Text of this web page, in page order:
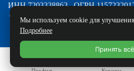
ИНН 7203338863 , ОГРН
Техническая поддержка
и развитие — ECHO
Мы используем cookie для
Подробнее
Принять всё